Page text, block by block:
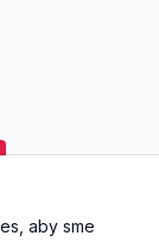
aby sme